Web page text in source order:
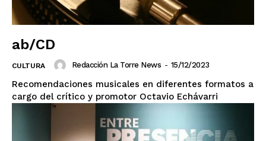
SUSCRIBIRSE
Estados
Aguascalientes Baja California
Baja California Sur Campeche
Chiapas
Ciudad de México
Durango
Estado de México
ab/CD
CULTURA Redacción La Torre News - 15/12/2023
Recomendaciones musicales en diferentes formatos a
cargo del crítico y promotor Octavio Echávarri